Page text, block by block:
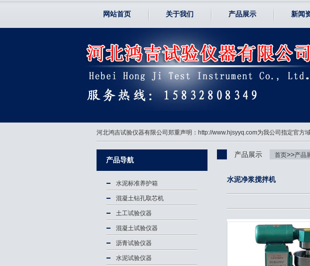
网站首页 关于我们 产品展示 新闻
河北鸿吉试验仪器有限公司郑重声明：http://www.hjsyyq.com为我公司指定官方
产品导航
水泥标准养护箱
混凝土钻孔取芯机
土工试验仪器
混凝土试验仪器
沥青试验仪器
水泥试验仪器
产品展示 首页>>产品
水泥净浆搅拌机